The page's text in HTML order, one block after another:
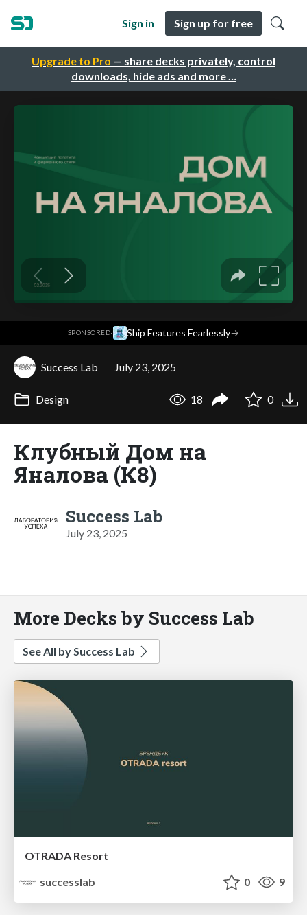
Upgrade to Pro — share decks privately, control
downloads, hide ads and more …
Sign in Sign up for free
SPONSORED· Ship Features Fearlessly→
Success Lab July 23, 2025
Design 18 0
Клубный Дом на
Яналова (К8)
Success Lab
July 23, 2025
More Decks by Success Lab
See All by Success Lab
OTRADA Resort
successlab
0 9